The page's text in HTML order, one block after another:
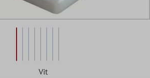
Vit